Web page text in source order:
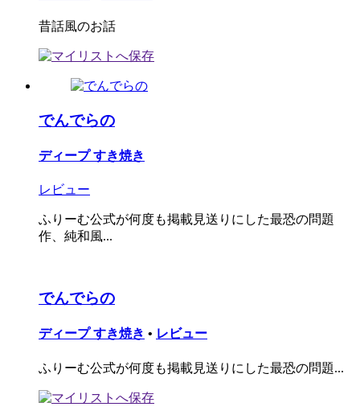
昔話風のお話
でんでらの
ディープ すき焼き
レビュー
ふりーむ公式が何度も掲載見送りにした最恐の問題
作、純和風...
でんでらの
ディープ すき焼き • レビュー
ふりーむ公式が何度も掲載見送りにした最恐の問題...